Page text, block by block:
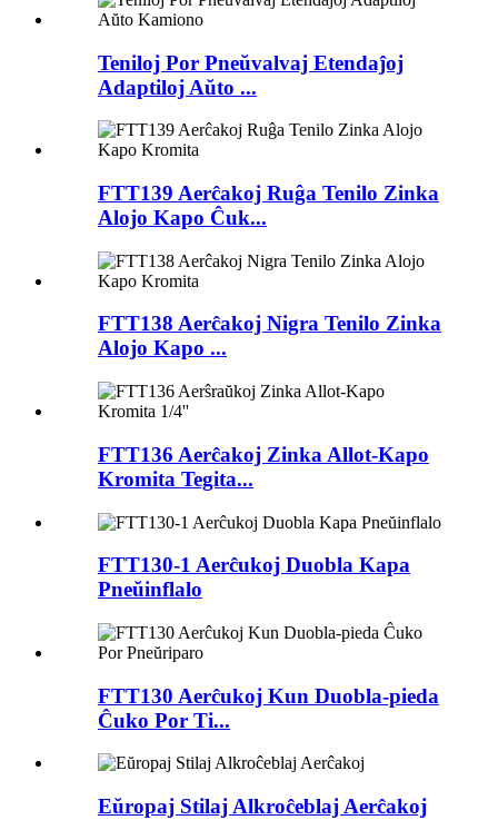
Teniloj Por Pneŭvalvaj Etendaĵoj
Adaptiloj Aŭto ...
FTT139 Aerĉakoj Ruĝa Tenilo Zinka
Alojo Kapo Ĉuk...
FTT138 Aerĉakoj Nigra Tenilo Zinka
Alojo Kapo ...
FTT136 Aerĉakoj Zinka Allot-Kapo
Kromita Tegita...
FTT130-1 Aerĉukoj Duobla Kapa
Pneŭinflalo
FTT130 Aerĉukoj Kun Duobla-pieda
Ĉuko Por Ti...
Eŭropaj Stilaj Alkroĉeblaj Aerĉakoj